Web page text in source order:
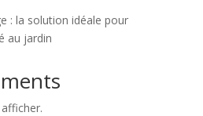
: la solution idéale pour
au jardin